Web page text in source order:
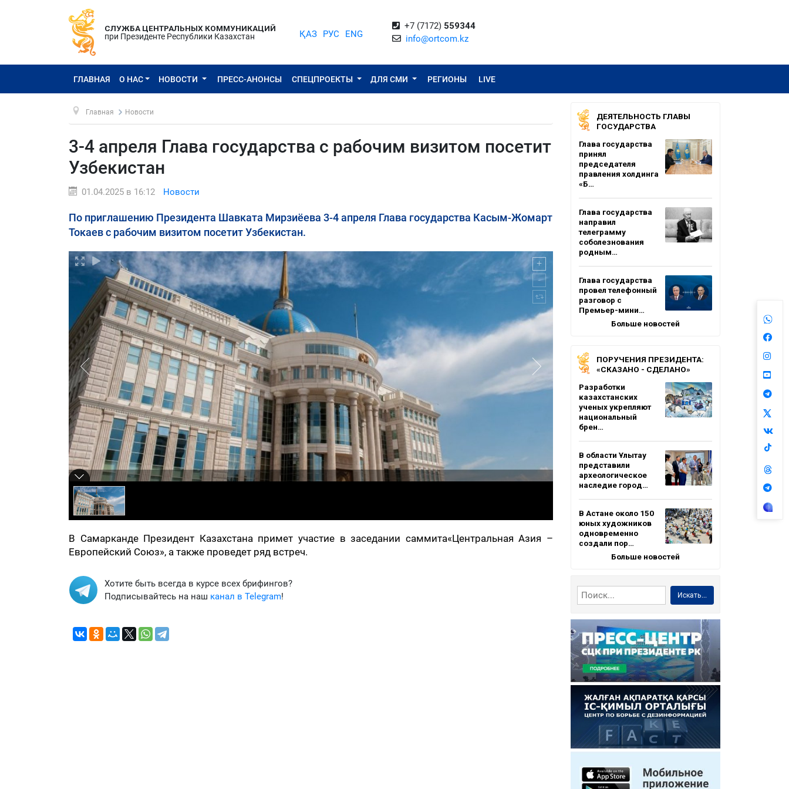
СЛУЖБА ЦЕНТРАЛЬНЫХ КОММУНИКАЦИЙ
при Президенте Республики Казахстан
ҚАЗ РУС ENG
+7 (7172) 559344
info@ortcom.kz
ГЛАВНАЯ О НАС НОВОСТИ ПРЕСС-АНОНСЫ СПЕЦПРОЕКТЫ ДЛЯ СМИ РЕГИОНЫ LIVE
Главная Новости
3-4 апреля Глава государства с рабочим визитом посетит
Узбекистан
01.04.2025 в 16:12 Новости
По приглашению Президента Шавката Мирзиёева 3-4 апреля Глава государства Касым-Жомарт
Токаев с рабочим визитом посетит Узбекистан.
В Самарканде Президент Казахстана примет участие в заседании cаммита«Центральная Азия –
Европейский Союз», а также проведет ряд встреч.
Хотите быть всегда в курсе всех брифингов?
Подписывайтесь на наш канал в Telegram!
ДЕЯТЕЛЬНОСТЬ ГЛАВЫ
ГОСУДАРСТВА
Глава государства
принял
председателя
правления холдинга
«Б…
Глава государства
направил
телеграмму
соболезнования
родным…
Глава государства
провел телефонный
разговор с
Премьер-мини…
Больше новостей
ПОРУЧЕНИЯ ПРЕЗИДЕНТА:
«СКАЗАНО - СДЕЛАНО»
Разработки
казахстанских
ученых укрепляют
национальный
брен…
В области Ұлытау
представили
археологическое
наследие город…
В Астане около 150
юных художников
одновременно
создали пор…
Больше новостей
Искать...